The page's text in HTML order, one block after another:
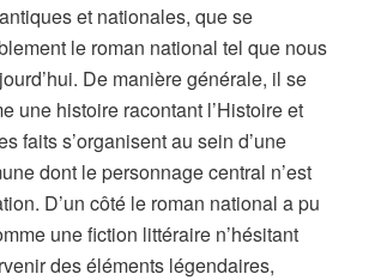
et nationales, que se
le roman national tel que nous
De manière générale, il se
une histoire racontant l’Histoire et
faits s’organisent au sein d’une
dont le personnage central n’est
D’un côté le roman national a pu
une fiction littéraire n’hésitant
des éléments légendaires,